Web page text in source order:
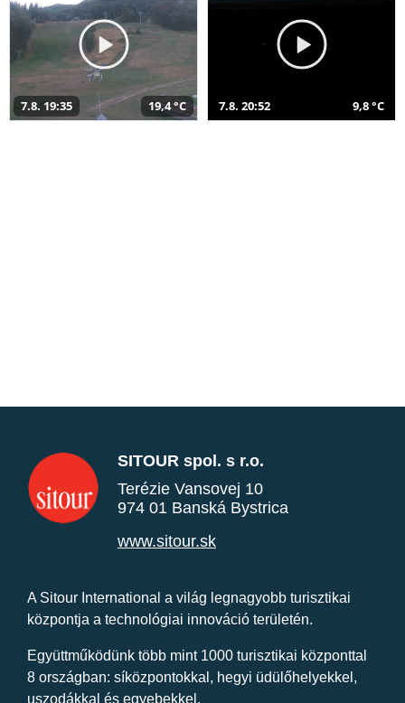
7.8. 19:35 19,4 °C 7.8. 20:52 9,8 °C
SITOUR spol. s r.o.
Terézie Vansovej 10
974 01 Banská Bystrica
www.sitour.sk
A Sitour International a világ legnagyobb turisztikai
központja a technológiai innováció területén.
Együttműködünk több mint 1000 turisztikai központtal
8 országban: síközpontokkal, hegyi üdülőhelyekkel,
uszodákkal és egyebekkel.